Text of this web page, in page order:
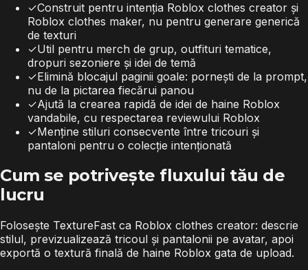
✓Construit pentru intenția Roblox clothes creator și
Roblox clothes maker, nu pentru generare generică
de texturi
✓Util pentru merch de grup, outfituri tematice,
dropuri sezoniere și idei de temă
✓Elimină blocajul paginii goale: pornești de la prompt,
nu de la pictarea fiecărui panou
✓Ajută la crearea rapidă de idei de haine Roblox
vandabile, cu respectarea reviewului Roblox
✓Menține stiluri consecvente între tricouri și
pantaloni pentru o colecție intenționată
Cum se potrivește fluxului tău de
lucru
Folosește TextureFast ca Roblox clothes creator: descrie
stilul, previzualizează tricoul și pantalonii pe avatar, apoi
exportă o textură finală de haine Roblox gata de upload.